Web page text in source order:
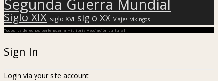
Segunda Guerra Mundial
Siglo XIX siglo XVI siglo XX Viajes vikingos
Todos los derechos pertenecen a Hislibris Asociación cultural
Sign In
Login via your site account